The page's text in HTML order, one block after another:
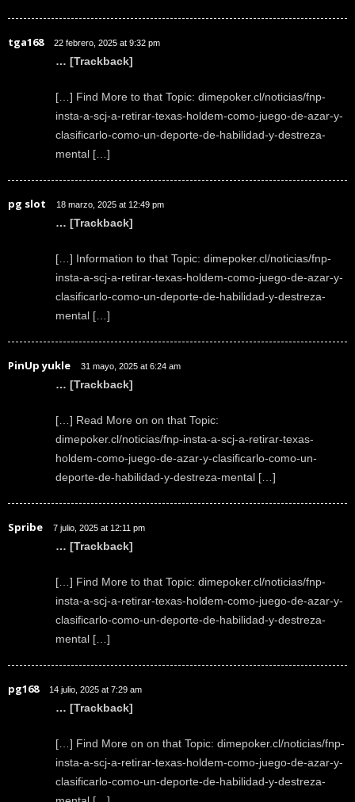
tga168 22 febrero, 2025 at 9:32 pm
… [Trackback]
[…] Find More to that Topic: dimepoker.cl/noticias/fnp-
insta-a-scj-a-retirar-texas-holdem-como-juego-de-azar-y-
clasificarlo-como-un-deporte-de-habilidad-y-destreza-
mental […]
pg slot 18 marzo, 2025 at 12:49 pm
… [Trackback]
[…] Information to that Topic: dimepoker.cl/noticias/fnp-
insta-a-scj-a-retirar-texas-holdem-como-juego-de-azar-y-
clasificarlo-como-un-deporte-de-habilidad-y-destreza-
mental […]
PinUp yukle 31 mayo, 2025 at 6:24 am
… [Trackback]
[…] Read More on on that Topic:
dimepoker.cl/noticias/fnp-insta-a-scj-a-retirar-texas-
holdem-como-juego-de-azar-y-clasificarlo-como-un-
deporte-de-habilidad-y-destreza-mental […]
Spribe 7 julio, 2025 at 12:11 pm
… [Trackback]
[…] Find More to that Topic: dimepoker.cl/noticias/fnp-
insta-a-scj-a-retirar-texas-holdem-como-juego-de-azar-y-
clasificarlo-como-un-deporte-de-habilidad-y-destreza-
mental […]
pg168 14 julio, 2025 at 7:29 am
… [Trackback]
[…] Find More on on that Topic: dimepoker.cl/noticias/fnp-
insta-a-scj-a-retirar-texas-holdem-como-juego-de-azar-y-
clasificarlo-como-un-deporte-de-habilidad-y-destreza-